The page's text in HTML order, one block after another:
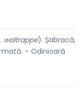
waltrappe). Șabracă,
– Odinioară